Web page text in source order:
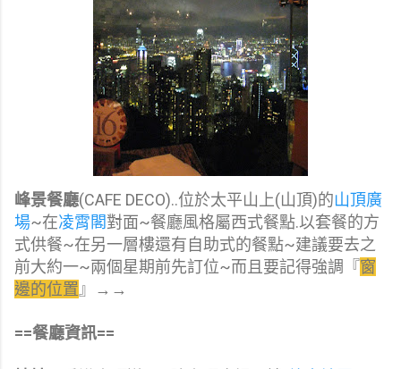
峰景餐廳(CAFE DECO)..位於太平山上(山頂)的山頂廣
場~在凌霄閣對面~餐廳風格屬西式餐點.以套餐的方
式供餐~在另一層樓還有自助式的餐點~建議要去之
前大約一~兩個星期前先訂位~而且要記得強調『窗
邊的位置 』→→
==餐廳資訊==